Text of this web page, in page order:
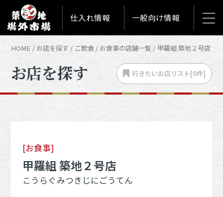
仕入れ情報 一般向け情報
HOME お店を探す ご飲食 お食事の店舗一覧 甲羅組 築地２号店
お店を探す 行きたいお店リスト[0件]
[お食事]
甲羅組 築地２号店
こうらぐみつきじにごうてん